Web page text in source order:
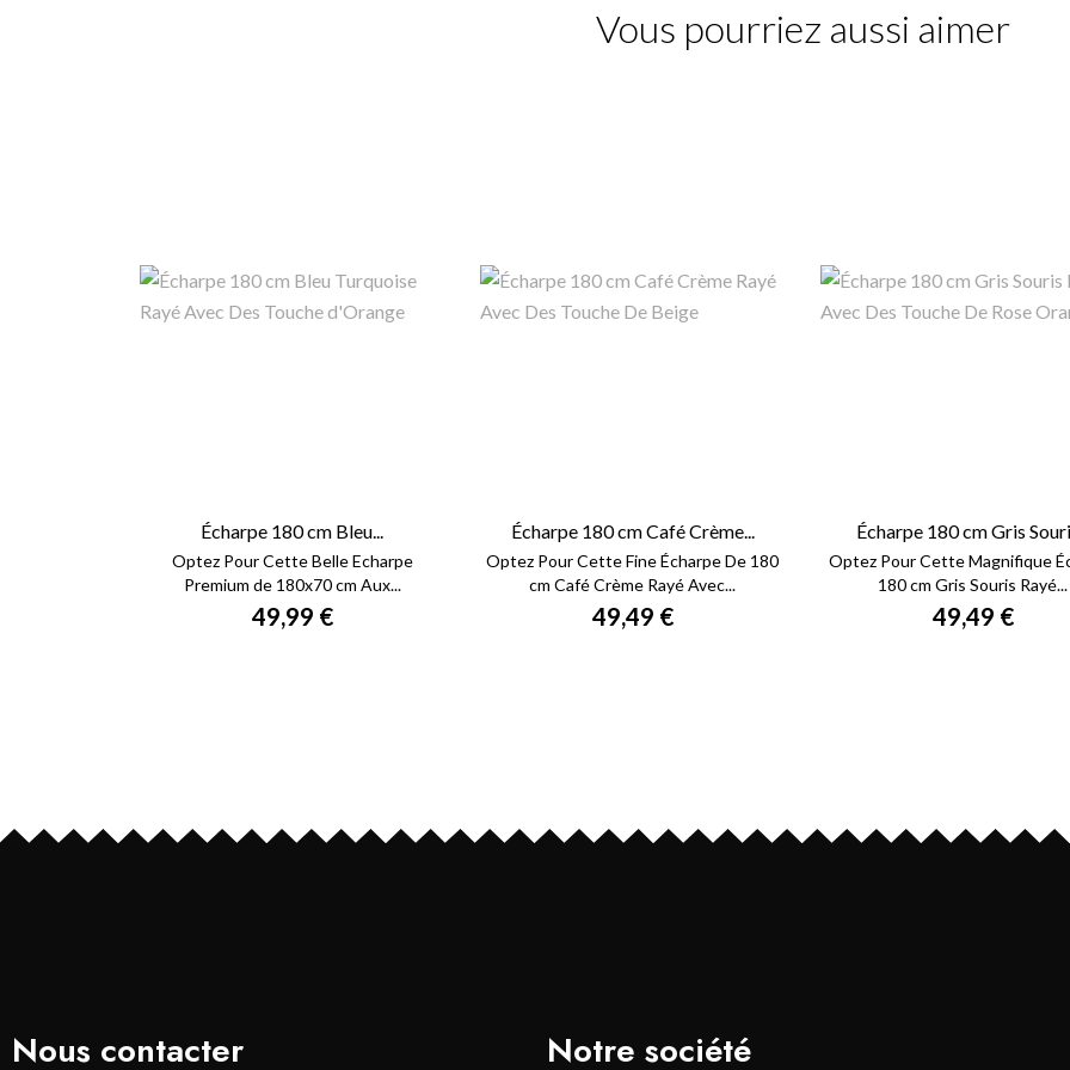
Vous pourriez aussi aimer
Écharpe 180 cm Bleu...
Optez Pour Cette Belle Echarpe
Premium de 180x70 cm Aux...
49,99 €
Écharpe 180 cm Café Crème...
Optez Pour Cette Fine Écharpe De 180
cm Café Crème Rayé Avec...
49,49 €
Écharpe 180 cm Gris
Optez Pour Cette Magnifique
180 cm Gris Souris Rayé...
49,49 €
Nous contacter Notre société